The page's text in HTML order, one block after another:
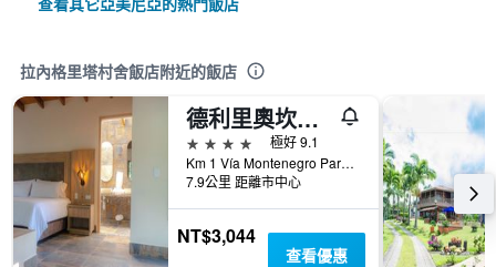
拉內格里塔村舍飯店附近的飯店
德利里奧坎波民宿飯店
4星級
極好 9.1
Km 1 Vía Montenegro Parque del Café, 亞美尼亞, 哥倫比亞
7.9公里 距離市中心
NT$3,044
查看優惠